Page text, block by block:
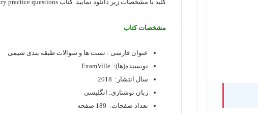
کلید با مشخصات زیر دانلود نمایید. کتاب Chemistry practice questions در سال 2018 توسط ExamVille منتشر شده است.
مشخصات کتاب
عنوان فارسی : تست ها و سوالات طبقه بندی شیمی
نویسنده(ها): ExamVille
سال انتشار: 2018
زبان نوشتاری: انگلیسی
تعداد صفحات: 189 صفحه